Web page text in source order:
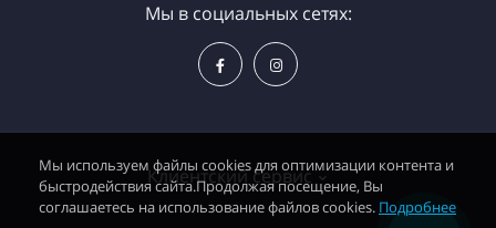
Клиентский сервис
Мы в социальных сетях:
Мы используем файлы cookies для оптимизации контента и
быстродействия сайта.Продолжая посещение, Вы
соглашаетесь на использование файлов cookies. Подробнее